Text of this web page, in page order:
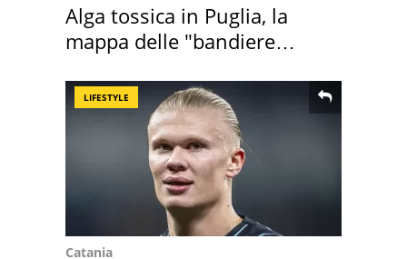
Alga tossica in Puglia, la
mappa delle "bandiere
LIFESTYLE
Catania